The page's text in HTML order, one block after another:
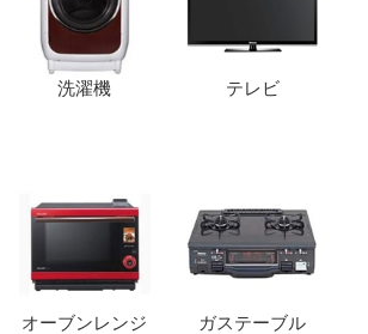
洗濯機 テレビ
オーブンレンジ ガステーブル